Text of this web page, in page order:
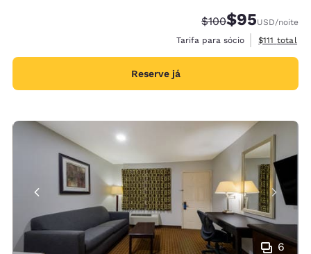
Tarifa anterior
$100Tarifa com
$95USD/noite
Tarifa para sócio
Exibir
$111 total
Reserve já
6